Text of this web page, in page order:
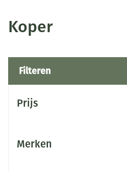
Koper
Filteren
Prijs
Merken